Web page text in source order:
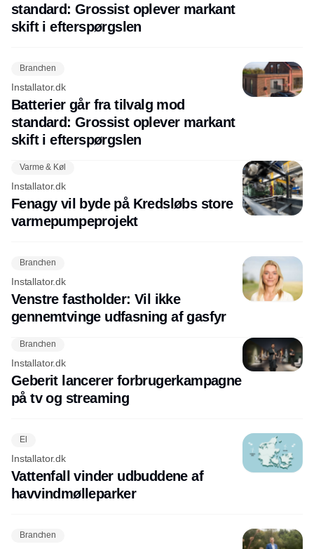
i de seneste branchenyheder og
innovationer.
standard: Grossist oplever markant
skift i efterspørgslen
Branchen
Installator.dk
Batterier går fra tilvalg mod
standard: Grossist oplever markant
skift i efterspørgslen
Varme & Køl
Installator.dk
Fenagy vil byde på Kredsløbs store
varmepumpeprojekt
Branchen
Installator.dk
Venstre fastholder: Vil ikke
gennemtvinge udfasning af gasfyr
Branchen
Installator.dk
Geberit lancerer forbrugerkampagne
på tv og streaming
El
Installator.dk
Vattenfall vinder udbuddene af
havvindmølleparker
Branchen